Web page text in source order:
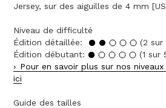
Jersey, sur des aiguilles de 4 mm
Niveau de difficulté
Édition détaillée:
(2 sur
Édition débutant:
(1 sur
Pour en savoir plus sur nos
ici
Guide des tailles